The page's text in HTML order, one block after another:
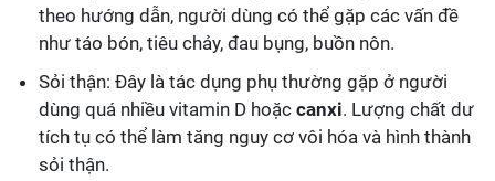
theo hướng dẫn, người dùng có thể gặp các vấn đề
như táo bón, tiêu chảy, đau bụng, buồn nôn.
Sỏi thận: Đây là tác dụng phụ thường gặp ở người
dùng quá nhiều vitamin D hoặc canxi. Lượng chất dư
tích tụ có thể làm tăng nguy cơ vôi hóa và hình thành
sỏi thận.